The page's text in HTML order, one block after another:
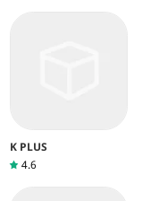
K PLUS
4.6